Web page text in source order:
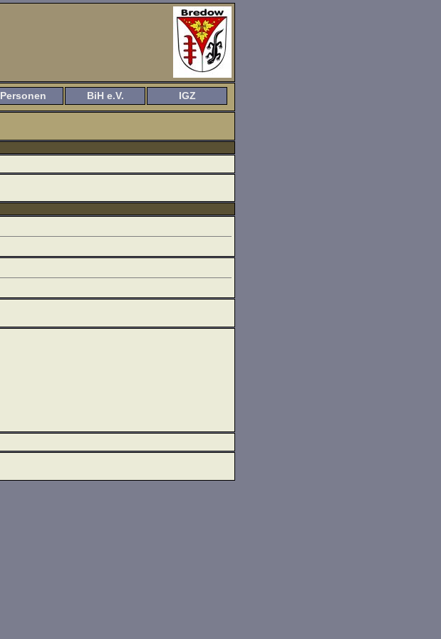
Personen BiH e.V. IGZ